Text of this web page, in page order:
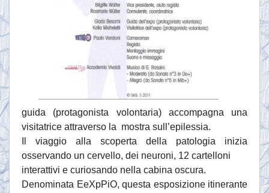
guida (protagonista volontaria) accompagna una
visitatrice attraverso la mostra sull’epilessia.
Il viaggio alla scoperta della patologia inizia
osservando un cervello, dei neuroni, 12 cartelloni
interattivi e curiosando nella cabina oscura.
Denominata EeXpPiO, questa esposizione itinerante